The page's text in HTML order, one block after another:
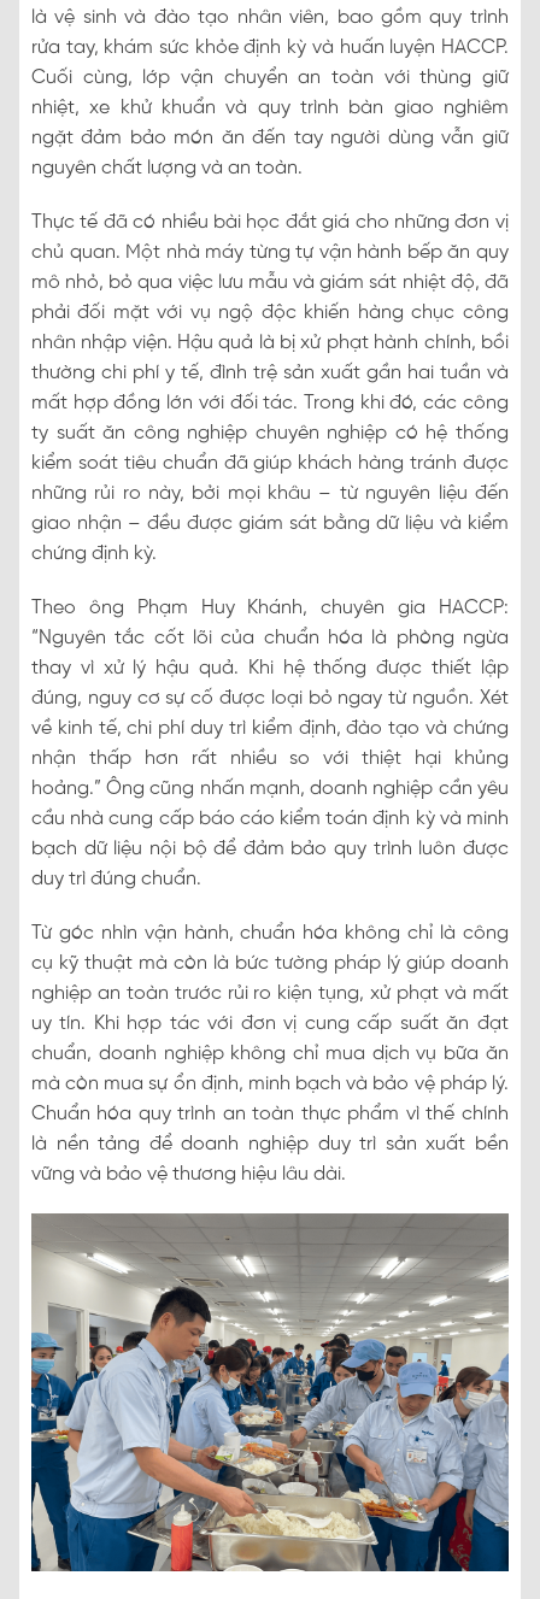
là vệ sinh và đào tạo nhân viên, bao gồm quy trình
rửa tay, khám sức khỏe định kỳ và huấn luyện HACCP.
Cuối cùng, lớp vận chuyển an toàn với thùng giữ
nhiệt, xe khử khuẩn và quy trình bàn giao nghiêm
ngặt đảm bảo món ăn đến tay người dùng vẫn giữ
nguyên chất lượng và an toàn.
Thực tế đã có nhiều bài học đắt giá cho những đơn vị
chủ quan. Một nhà máy từng tự vận hành bếp ăn quy
mô nhỏ, bỏ qua việc lưu mẫu và giám sát nhiệt độ, đã
phải đối mặt với vụ ngộ độc khiến hàng chục công
nhân nhập viện. Hậu quả là bị xử phạt hành chính, bồi
thường chi phí y tế, đình trệ sản xuất gần hai tuần và
mất hợp đồng lớn với đối tác. Trong khi đó, các công
ty suất ăn công nghiệp chuyên nghiệp có hệ thống
kiểm soát tiêu chuẩn đã giúp khách hàng tránh được
những rủi ro này, bởi mọi khâu – từ nguyên liệu đến
giao nhận – đều được giám sát bằng dữ liệu và kiểm
chứng định kỳ.
Theo ông Phạm Huy Khánh, chuyên gia HACCP:
“Nguyên tắc cốt lõi của chuẩn hóa là phòng ngừa
thay vì xử lý hậu quả. Khi hệ thống được thiết lập
đúng, nguy cơ sự cố được loại bỏ ngay từ nguồn. Xét
về kinh tế, chi phí duy trì kiểm định, đào tạo và chứng
nhận thấp hơn rất nhiều so với thiệt hại khủng
hoảng.” Ông cũng nhấn mạnh, doanh nghiệp cần yêu
cầu nhà cung cấp báo cáo kiểm toán định kỳ và minh
bạch dữ liệu nội bộ để đảm bảo quy trình luôn được
duy trì đúng chuẩn.
Từ góc nhìn vận hành, chuẩn hóa không chỉ là công
cụ kỹ thuật mà còn là bức tường pháp lý giúp doanh
nghiệp an toàn trước rủi ro kiện tụng, xử phạt và mất
uy tín. Khi hợp tác với đơn vị cung cấp suất ăn đạt
chuẩn, doanh nghiệp không chỉ mua dịch vụ bữa ăn
mà còn mua sự ổn định, minh bạch và bảo vệ pháp lý.
Chuẩn hóa quy trình an toàn thực phẩm vì thế chính
là nền tảng để doanh nghiệp duy trì sản xuất bền
vững và bảo vệ thương hiệu lâu dài.